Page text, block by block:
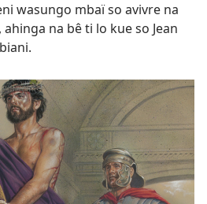
wasungo mbaï so avivre na
na bê ti lo kue so Jean